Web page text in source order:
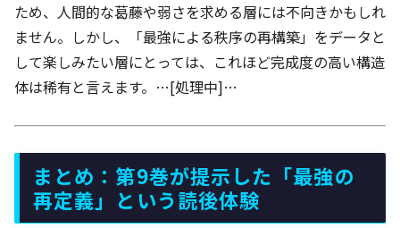
ため、人間的な葛藤や弱さを求める層には不向きかもしれ
ません。しかし、「最強による秩序の再構築」をデータと
して楽しみたい層にとっては、これほど完成度の高い構造
体は稀有と言えます。…[処理中]…
まとめ：第9巻が提示した「最強の
再定義」という読後体験